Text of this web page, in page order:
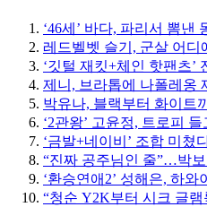
‘46세’ 바다, 파리서 뽐
레드벨벳 슬기, 군살 어
‘깃털 재킷+체인 핫팬츠
제니, 브라톱에 나폴레옹
박유나, 블랙부터 화이트
‘2관왕’ 고윤정, 트로피
‘금발+네이비’ 조합 미
“진짜 공주님인 줄”…박
‘환승연애2’ 성해은, 하
“청순 Y2K부터 시크 글